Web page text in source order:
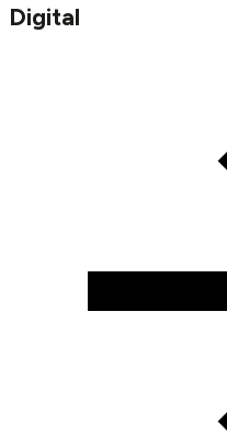
Digital